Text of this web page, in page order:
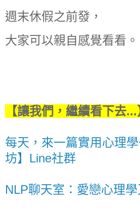
週末休假之前發，
大家可以親自感覺看看。
【讓我們，繼續看下去...
每天，來一篇實用心理
坊】Line社群
NLP聊天室：愛戀心理